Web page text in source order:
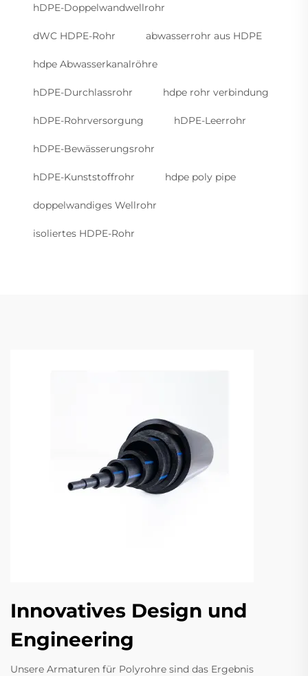
hDPE-Doppelwandwellrohr
dWC HDPE-Rohr abwasserrohr aus HDPE
hdpe Abwasserkanalröhre
hDPE-Durchlassrohr hdpe rohr verbindung
hDPE-Rohrversorgung hDPE-Leerrohr
hDPE-Bewässerungsrohr
hDPE-Kunststoffrohr hdpe poly pipe
doppelwandiges Wellrohr
isoliertes HDPE-Rohr
Innovatives Design und
Engineering
Unsere Armaturen für Polyrohre sind das Ergebnis